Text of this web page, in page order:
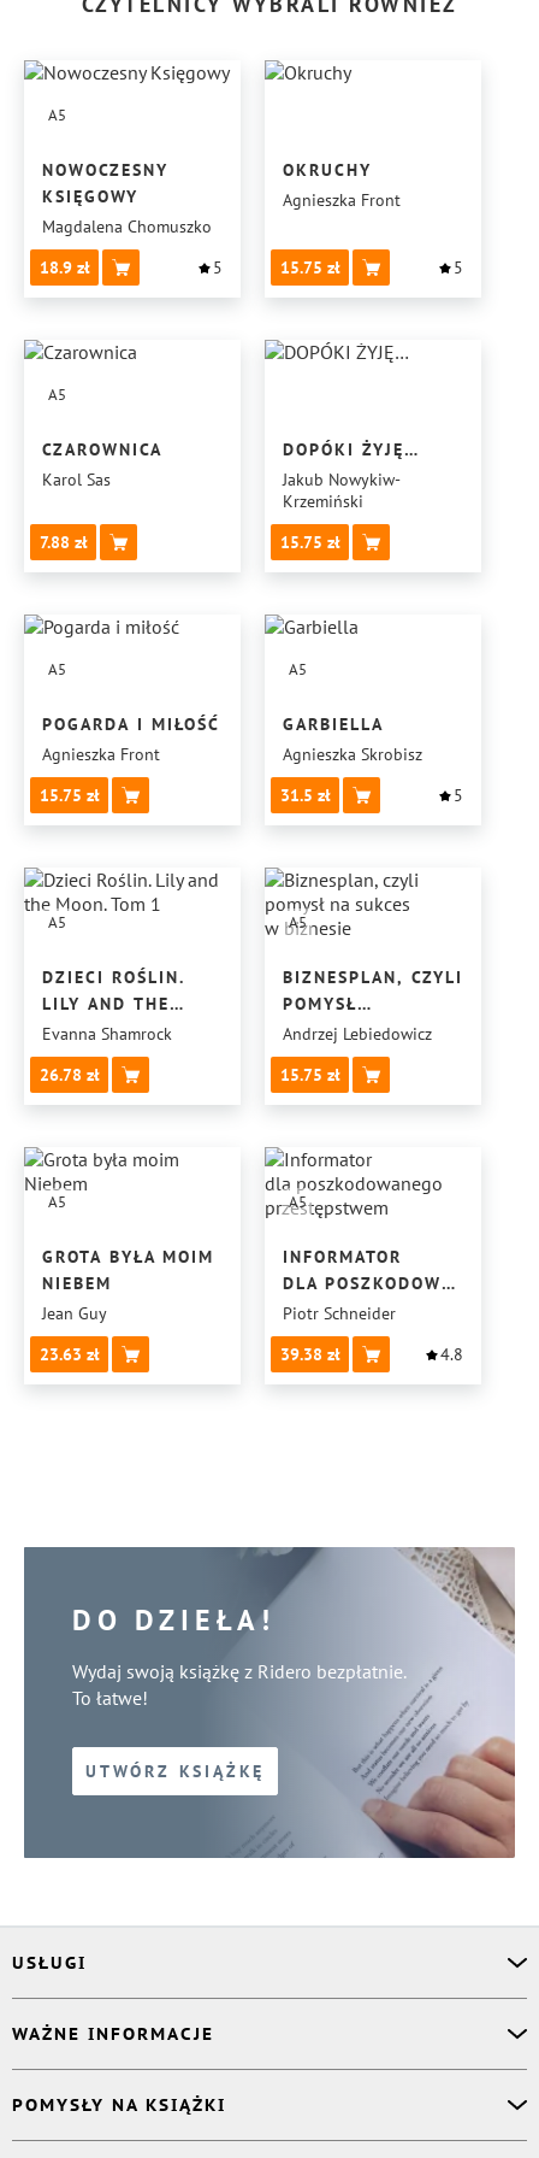
A5
NOWOCZESNY
KSIĘGOWY
Magdalena Chomuszko
18.9
5
OKRUCHY
Agnieszka Front
15.75 5
A5
CZAROWNICA
Karol Sas
7.88
DOPÓKI ŻYJĘ…
Jakub Nowykiw-
Krzemiński
15.75
A5
POGARDA I MIŁOŚĆ
Agnieszka Front
15.75
A5
GARBIELLA
Agnieszka Skrobisz
31.5
5
A5
DZIECI ROŚLIN.
LILY AND THE
MOON. TOM 1
Evanna Shamrock
26.78
A5
BIZNESPLAN, CZYLI
POMYSŁ
NA SUKCES
W BIZNESIE
Andrzej Lebiedowicz
15.75
A5
GROTA BYŁA MOIM
NIEBEM
Jean Guy
23.63
A5
INFORMATOR
DLA POSZKODOWANEGO
PRZESTĘPSTWEM
Piotr Schneider
39.38
4.8
DO DZIEŁA!
Wydaj swoją książkę z Ridero bezpłatnie.
To łatwe!
UTWÓRZ KSIĄŻKĘ
USŁUGI
Korektor
Projektant okładki
Druk Twojej książki
Publikacja
WAŻNE INFORMACJE
Książki Ridero
Pomoc
POMYSŁY NA KSIĄŻKI